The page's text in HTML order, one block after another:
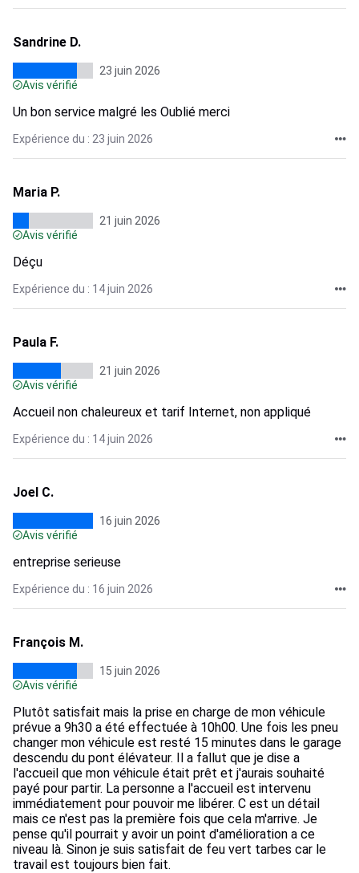
Sandrine D.
23 juin 2026
Avis vérifié
Un bon service malgré les Oublié merci
Expérience du : 23 juin 2026
Maria P.
21 juin 2026
Avis vérifié
Déçu
Expérience du : 14 juin 2026
Paula F.
21 juin 2026
Avis vérifié
Accueil non chaleureux et tarif Internet, non appliqué
Expérience du : 14 juin 2026
Joel C.
16 juin 2026
Avis vérifié
entreprise serieuse
Expérience du : 16 juin 2026
François M.
15 juin 2026
Avis vérifié
Plutôt satisfait mais la prise en charge de mon véhicule
prévue a 9h30 a été effectuée à 10h00. Une fois les pneu
changer mon véhicule est resté 15 minutes dans le garage
descendu du pont élévateur. Il a fallut que je dise a
l'accueil que mon véhicule était prêt et j'aurais souhaité
payé pour partir. La personne a l'accueil est intervenu
immédiatement pour pouvoir me libérer. C est un détail
mais ce n'est pas la première fois que cela m'arrive. Je
pense qu'il pourrait y avoir un point d'amélioration a ce
niveau là. Sinon je suis satisfait de feu vert tarbes car le
travail est toujours bien fait.